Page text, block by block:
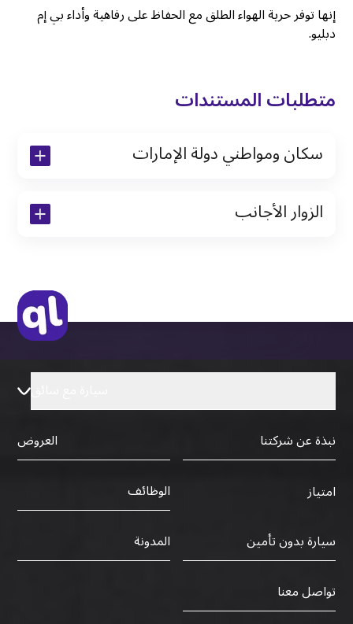
إنها توفر حرية الهواء الطلق مع الحفاظ على رفاهية وأداء بي إم
دبليو.
متطلبات المستندات
سكان ومواطني دولة الإمارات
نسخة من تأشيرة الاقامة
الزوار الأجانب
نبذة عن شركتنا
العروض
امتياز
الوظائف
سيارة بدون تأمين
المدونة
تواصل معنا